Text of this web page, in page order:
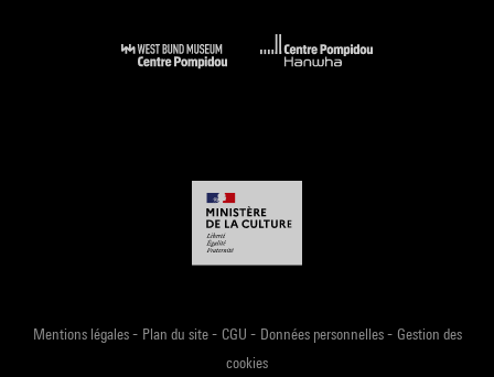
Mentions légales- Plan du site- CGU - Données personnelles- Gestion des
cookies